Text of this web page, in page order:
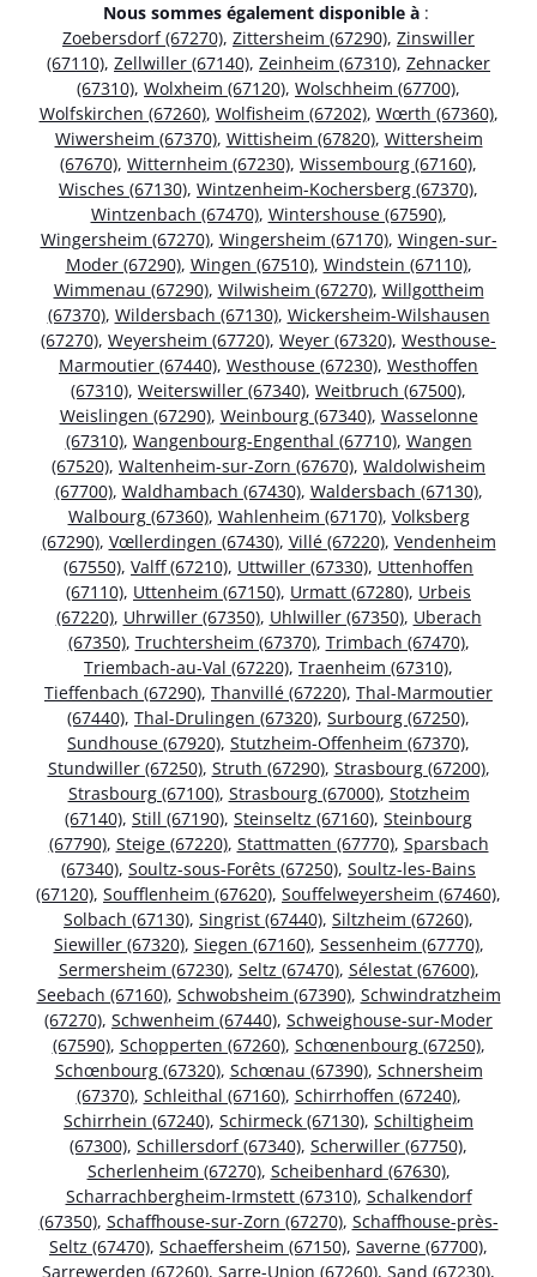
Nous sommes également disponible à :
Zoebersdorf (67270), Zittersheim (67290), Zinswiller
(67110), Zellwiller (67140), Zeinheim (67310), Zehnacker
(67310), Wolxheim (67120), Wolschheim (67700),
Wolfskirchen (67260), Wolfisheim (67202), Wœrth (67360),
Wiwersheim (67370), Wittisheim (67820), Wittersheim
(67670), Witternheim (67230), Wissembourg (67160),
Wisches (67130), Wintzenheim-Kochersberg (67370),
Wintzenbach (67470), Wintershouse (67590),
Wingersheim (67270), Wingersheim (67170), Wingen-sur-
Moder (67290), Wingen (67510), Windstein (67110),
Wimmenau (67290), Wilwisheim (67270), Willgottheim
(67370), Wildersbach (67130), Wickersheim-Wilshausen
(67270), Weyersheim (67720), Weyer (67320), Westhouse-
Marmoutier (67440), Westhouse (67230), Westhoffen
(67310), Weiterswiller (67340), Weitbruch (67500),
Weislingen (67290), Weinbourg (67340), Wasselonne
(67310), Wangenbourg-Engenthal (67710), Wangen
(67520), Waltenheim-sur-Zorn (67670), Waldolwisheim
(67700), Waldhambach (67430), Waldersbach (67130),
Walbourg (67360), Wahlenheim (67170), Volksberg
(67290), Vœllerdingen (67430), Villé (67220), Vendenheim
(67550), Valff (67210), Uttwiller (67330), Uttenhoffen
(67110), Uttenheim (67150), Urmatt (67280), Urbeis
(67220), Uhrwiller (67350), Uhlwiller (67350), Uberach
(67350), Truchtersheim (67370), Trimbach (67470),
Triembach-au-Val (67220), Traenheim (67310),
Tieffenbach (67290), Thanvillé (67220), Thal-Marmoutier
(67440), Thal-Drulingen (67320), Surbourg (67250),
Sundhouse (67920), Stutzheim-Offenheim (67370),
Stundwiller (67250), Struth (67290), Strasbourg (67200),
Strasbourg (67100), Strasbourg (67000), Stotzheim
(67140), Still (67190), Steinseltz (67160), Steinbourg
(67790), Steige (67220), Stattmatten (67770), Sparsbach
(67340), Soultz-sous-Forêts (67250), Soultz-les-Bains
(67120), Soufflenheim (67620), Souffelweyersheim (67460),
Solbach (67130), Singrist (67440), Siltzheim (67260),
Siewiller (67320), Siegen (67160), Sessenheim (67770),
Sermersheim (67230), Seltz (67470), Sélestat (67600),
Seebach (67160), Schwobsheim (67390), Schwindratzheim
(67270), Schwenheim (67440), Schweighouse-sur-Moder
(67590), Schopperten (67260), Schœnenbourg (67250),
Schœnbourg (67320), Schœnau (67390), Schnersheim
(67370), Schleithal (67160), Schirrhoffen (67240),
Schirrhein (67240), Schirmeck (67130), Schiltigheim
(67300), Schillersdorf (67340), Scherwiller (67750),
Scherlenheim (67270), Scheibenhard (67630),
Scharrachbergheim-Irmstett (67310), Schalkendorf
(67350), Schaffhouse-sur-Zorn (67270), Schaffhouse-près-
Seltz (67470), Schaeffersheim (67150), Saverne (67700),
Sarrewerden (67260), Sarre-Union (67260), Sand (67230),